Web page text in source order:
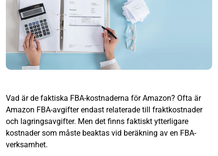
Vad är de faktiska FBA-kostnaderna för Amazon? Ofta är
Amazon FBA-avgifter endast relaterade till fraktkostnader
och lagringsavgifter. Men det finns faktiskt ytterligare
kostnader som måste beaktas vid beräkning av en FBA-
verksamhet.